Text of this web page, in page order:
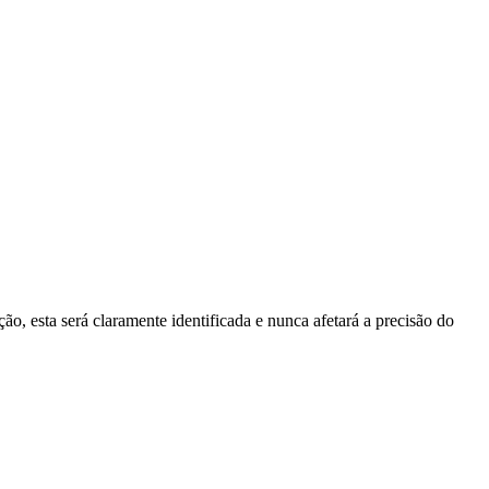
esta será claramente identificada e nunca afetará a precisão do